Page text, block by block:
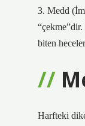
3. Medd
biten
Harfteki